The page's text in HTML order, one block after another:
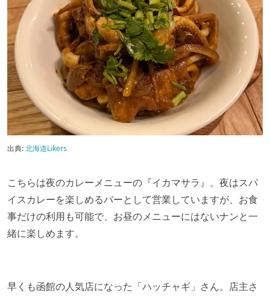
出典:北海道Likers
こちらは夜のカレーメニューの『イカマサラ』。夜はスパ
イスカレーを楽しめるバーとして営業していますが、お食
事だけの利用も可能で、お昼のメニューにはないナンと一
緒に楽しめます。
早くも函館の人気店になった「ハッチャギ」さん。店主さ